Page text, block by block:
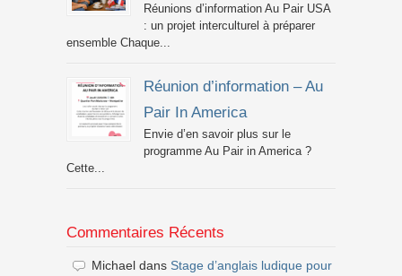
Réunions d’information Au Pair USA
: un projet interculturel à préparer
ensemble Chaque...
Réunion d’information – Au
Pair In America
Envie d’en savoir plus sur le
programme Au Pair in America ?
Cette...
Commentaires Récents
Michael dans Stage d’anglais ludique pour